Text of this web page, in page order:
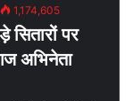
1,174,605
सितारों पर
अभिनेता